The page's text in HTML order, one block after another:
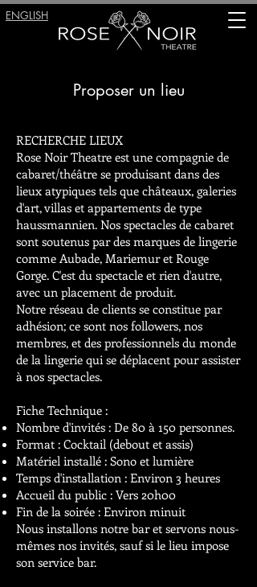
ENGLISH
Proposer un lieu
RECHERCHE LIEUX
Rose Noir Theatre est une compagnie de
cabaret/théâtre se produisant dans des
lieux atypiques tels que châteaux, galeries
d'art, villas et appartements de type
haussmannien. Nos spectacles de cabaret
sont soutenus par des marques de lingerie
comme Aubade, Mariemur et Rouge
Gorge. C'est du spectacle et rien d'autre,
avec un placement de produit.
Notre réseau de clients se constitue par
adhésion; ce sont nos followers, nos
membres, et des professionnels du monde
de la lingerie qui se déplacent pour assister
à nos spectacles.
Fiche Technique :
Nombre d'invités : De 80 à 150 personnes.
Format : Cocktail (debout et assis)
Matériel installé : Sono et lumière
Temps d'installation : Environ 3 heures
Accueil du public : Vers 20h00
Fin de la soirée : Environ minuit
Nous installons notre bar et servons nous-
mêmes nos invités, sauf si le lieu impose
son service bar.